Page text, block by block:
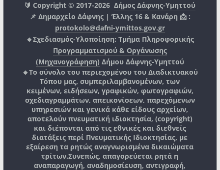
🔰 Copyright © 2017-2026Δήμος Δάφνης-Υμηττού
📌 Δημαρχείο Δάφνης | Έλλης 16 & Κανάρη 📩 :
protokolo@dafni-ymittos.gov.gr
🔹Σχεδιασμός-Υλοποίηση: Τμήμα Πληροφορικής
Προγραμματισμού & Οργάνωσης
(Μηχανογράφηση) Δήμου Δάφνης-Υμηττού
🔸Το σύνολο του περιεχομένου του Διαδικτυακού
Τόπου μας, συμπεριλαμβανομένων, των
κειμένων, ειδήσεων, γραφικών, φωτογραφιών,
σχεδιαγραμμάτων, απεικονίσεων, παρεχόμενων
υπηρεσιών και γενικά κάθε είδους αρχείων,
αποτελούν πνευματική ιδιοκτησία, (copyright)
και διέπονται από τις εθνικές και διεθνείς
διατάξεις περί Πνευματικής Ιδιοκτησίας, με
εξαίρεση τα ρητώς αναγνωρισμένα δικαιώματα
τρίτων.Συνεπώς, απαγορεύεται ρητά η
αναπαραγωγή, αναδημοσίευση, αντιγραφή,